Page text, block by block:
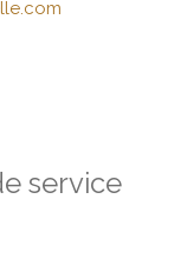
service